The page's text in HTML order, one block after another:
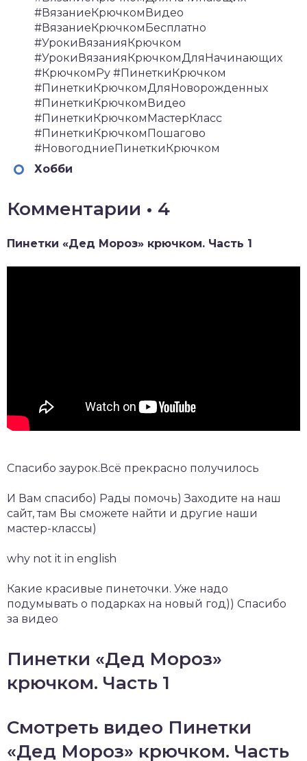
#ВязаниеКрючкомВидео
#ВязаниеКрючкомБесплатно
#УрокиВязанияКрючком
#УрокиВязанияКрючкомДляНачинающих
#КрючкомРу #ПинеткиКрючком
#ПинеткиКрючкомДляНоворожденных
#ПинеткиКрючкомВидео
#ПинеткиКрючкомМастерКласс
#ПинеткиКрючкомПошагово
#НовогодниеПинеткиКрючком
Хобби
Комментарии • 4
Пинетки «Дед Мороз» крючком. Часть 1
Спасибо заурок.Всё прекрасно получилось
И Вам спасибо) Рады помочь) Заходите на наш
сайт, там Вы сможете найти и другие наши
мастер-классы)
why not it in english
Какие красивые пинеточки. Уже надо
подумывать о подарках на новый год)) Спасибо
за видео
Пинетки «Дед Мороз»
крючком. Часть 1
Смотреть видео Пинетки
«Дед Мороз» крючком. Часть